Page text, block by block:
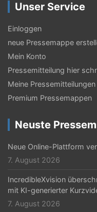
s
-
N
a
v
i
g
a
t
i
o
n
Unser Service
Einloggen
neue Pressemappe
Mein Konto
Pressemitteilung hier
Meine Pressemitteilungen
Premium Pressemappen
Neuste
Neue Online-Plattform
7. August 2026
IncredibleXvision
mit KI-generierter
7. August 2026